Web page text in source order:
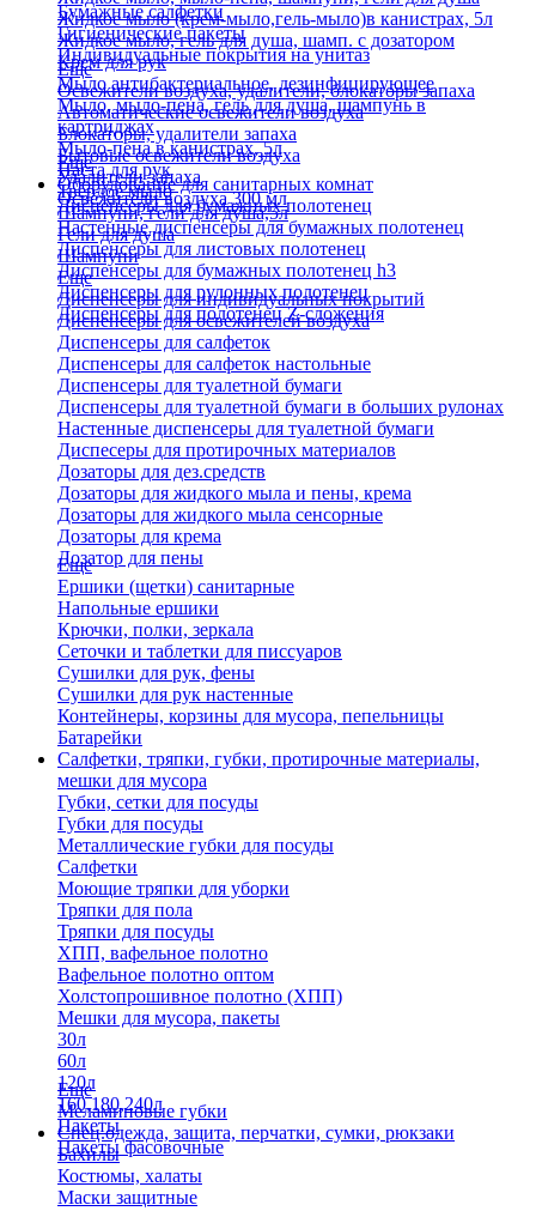
Бумажные салфетки
Гигиенические пакеты
Индивидуальные покрытия на унитаз
Жидкое мыло (крем-мыло,гель-мыло)в канистрах, 5л
Жидкое мыло, гель для душа, шамп. с дозатором
Крем для рук
Мыло антибактериальное, дезинфицирующее
Мыло, мыло-пена, гель для душа, шампунь в
картриджах
Мыло-пена в канистрах, 5л
Паста для рук
Твердое мыло
Шампуни, гели для душа,5л
Гели для душа
Шампуни
Еще
Освежители воздуха, удалители, блокаторы запаха
Автоматические освежители воздуха
Блокаторы, удалители запаха
Бытовые освежители воздуха
Удалители запаха
Освежители воздуха 300 мл
Еще
Оборудование для санитарных комнат
Диспенсеры для бумажных полотенец
Настенные диспенсеры для бумажных полотенец
Диспенсеры для листовых полотенец
Диспенсеры для бумажных полотенец h3
Диспенсеры для рулонных полотенец
Диспенсеры для полотенец Z-сложения
Еще
Диспенсеры для индивидуальных покрытий
Диспенсеры для освежителей воздуха
Диспенсеры для салфеток
Диспенсеры для салфеток настольные
Диспенсеры для туалетной бумаги
Диспенсеры для туалетной бумаги в больших рулонах
Настенные диспенсеры для туалетной бумаги
Диспесеры для протирочных материалов
Дозаторы для дез.средств
Дозаторы для жидкого мыла и пены, крема
Дозаторы для жидкого мыла сенсорные
Дозаторы для крема
Дозатор для пены
Еще
Ершики (щетки) санитарные
Напольные ершики
Крючки, полки, зеркала
Сеточки и таблетки для писсуаров
Сушилки для рук, фены
Сушилки для рук настенные
Контейнеры, корзины для мусора, пепельницы
Батарейки
Салфетки, тряпки, губки, протирочные материалы,
мешки для мусора
Губки, сетки для посуды
Губки для посуды
Металлические губки для посуды
Салфетки
Моющие тряпки для уборки
Тряпки для пола
Тряпки для посуды
ХПП, вафельное полотно
Вафельное полотно оптом
Холстопрошивное полотно (ХПП)
Мешки для мусора, пакеты
30л
60л
120л
160,180,240л
Пакеты
Пакеты фасовочные
Еще
Меламиновые губки
Спец.одежда, защита, перчатки, сумки, рюкзаки
Бахилы
Костюмы, халаты
Маски защитные